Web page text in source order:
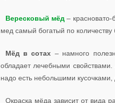
Вересковый мёд– красновато-
мед самый богатый по
Мёд в сотах – намного
обладает лечебными
надо есть небольшими
Окраска мёда зависит от вида